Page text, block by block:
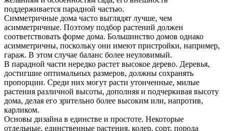
поддерживается парадной частью.
Симметричные дома часто выглядят лучше, чем
асимметричные. Поэтому подбор растений должен
соответствовать форме дома. Большинство домов однако
асимметричны, поскольку они имеют пристройки, например,
гараж. В этом случае баланс более неуловимый.
В парадной части нередко растет высокое дерево. Деревья,
достигшие оптимальных размеров, должны сохранять
пропорции. Среди них могут расти утонченные, милые
растения различной высоты, дополняя и подчеркивая высоту
дома, делая его зрительно более высоким или, напротив,
карликом.
Основы дизайна в единстве и простоте. Некоторые
отдельные, единственные растения, колер, сорт, порода